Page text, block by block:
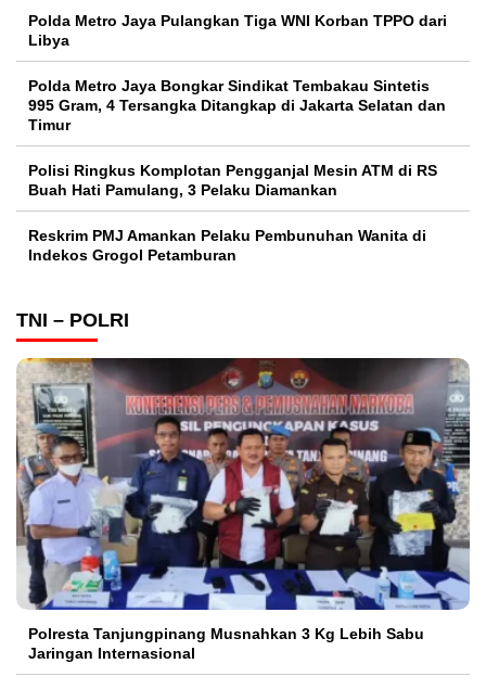
Polda Metro Jaya Pulangkan Tiga WNI Korban TPPO dari
Libya
Polda Metro Jaya Bongkar Sindikat Tembakau Sintetis
995 Gram, 4 Tersangka Ditangkap di Jakarta Selatan dan
Timur
Polisi Ringkus Komplotan Pengganjal Mesin ATM di RS
Buah Hati Pamulang, 3 Pelaku Diamankan
Reskrim PMJ Amankan Pelaku Pembunuhan Wanita di
Indekos Grogol Petamburan
TNI – POLRI
Polresta Tanjungpinang Musnahkan 3 Kg Lebih Sabu
Jaringan Internasional